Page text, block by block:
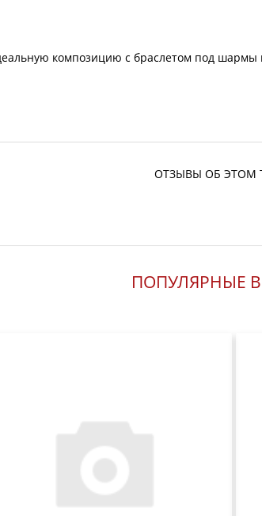
композицию с браслетом под шармы
ОТЗЫВЫ ОБ ЭТОМ
ПОПУЛЯРНЫЕ В